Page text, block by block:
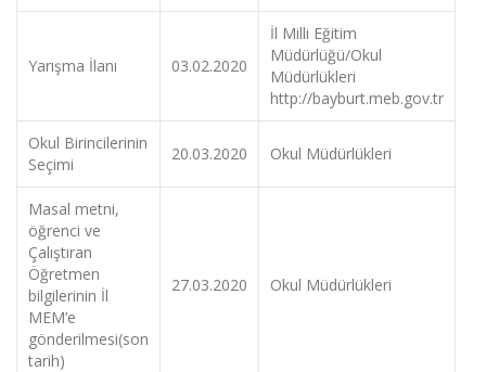
Yarışma İlanı 03.02.2020
İl Milli Eğitim
Müdürlüğü/Okul
Müdürlükleri
http://bayburt.meb.gov.tr
Okul Birincilerinin
Seçimi
20.03.2020 Okul Müdürlükleri
Masal metni,
öğrenci ve
Çalıştıran
Öğretmen
bilgilerinin İl
MEM’e
gönderilmesi(son
tarih)
27.03.2020 Okul Müdürlükleri